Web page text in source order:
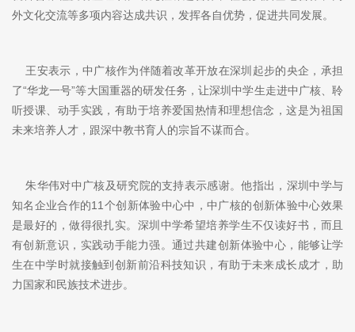
外文化交流等多项内容达成共识，发挥各自优势，促进共同发展。
王安表示，中广核作为伴随着改革开放在深圳起步的央企，承担
了“华龙一号”等大国重器的研发任务，让深圳中学生走进中广核、聆
听授课、动手实践，有助于培养爱国热情和理想信念，这是为祖国
未来培养人才，跟深中教书育人的宗旨不谋而合。
朱华伟对中广核及研究院的支持表示感谢。他指出，深圳中学与
知名企业合作的11个创新体验中心中，中广核的创新体验中心效果
是最好的，做得很扎实。深圳中学希望培养学生不仅读好书，而且
有创新意识，实践动手能力强。通过共建创新体验中心，能够让学
生在中学时就接触到创新前沿科技知识，有助于未来成长成才，助
力国家和民族技术进步。